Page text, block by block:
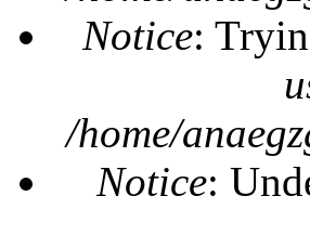
Notice:
/home/
Notice: